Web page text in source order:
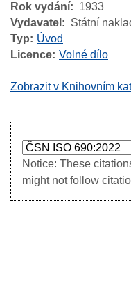
Rok vydání
1933
Vydavatel
Státní
Typ
Úvod
Licence Volné dílo
Zobrazit v Knihovním
Notice: These
might not follow